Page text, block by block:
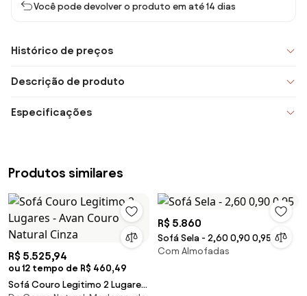
Você pode devolver o produto em até 14 dias
Histórico de preços
Descrição de produto
Especificações
Produtos similares
R$ 5.525,94
ou 12 tempo de R$ 460,49
Sofá Couro Legitimo 2 Lugares
R$ 5.860
Sofá Sela - 2,60 0,90 0,95
Com Almofadas